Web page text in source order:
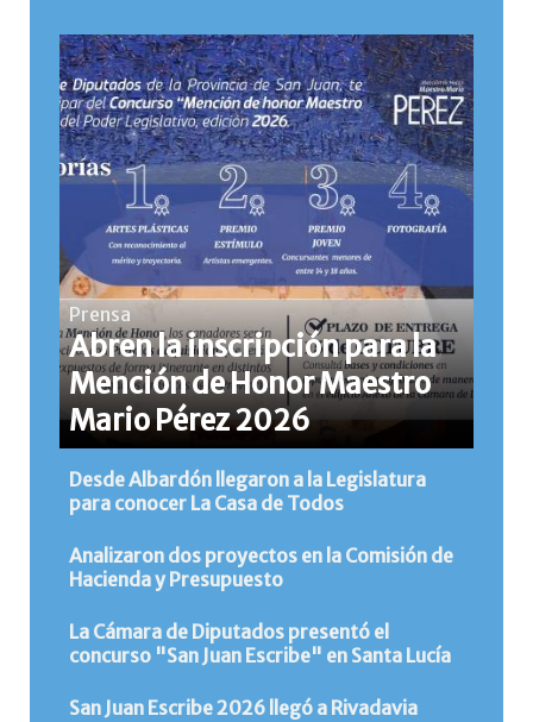
Prensa
Abren la inscripción para la
Mención de Honor Maestro
Mario Pérez 2026
Desde Albardón llegaron a la Legislatura
para conocer La Casa de Todos
Analizaron dos proyectos en la Comisión de
Hacienda y Presupuesto
La Cámara de Diputados presentó el
concurso "San Juan Escribe" en Santa Lucía
San Juan Escribe 2026 llegó a Rivadavia